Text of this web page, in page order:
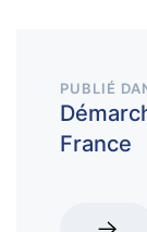
PUBLIÉ
France